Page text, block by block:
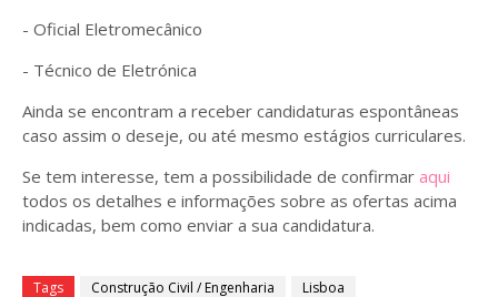
- Oficial Eletromecânico
- Técnico de Eletrónica
Ainda se encontram a receber candidaturas espontâneas
caso assim o deseje, ou até mesmo estágios curriculares.
Se tem interesse, tem a possibilidade de confirmar aqui
todos os detalhes e informações sobre as ofertas acima
indicadas, bem como enviar a sua candidatura.
Tags Construção Civil / Engenharia Lisboa